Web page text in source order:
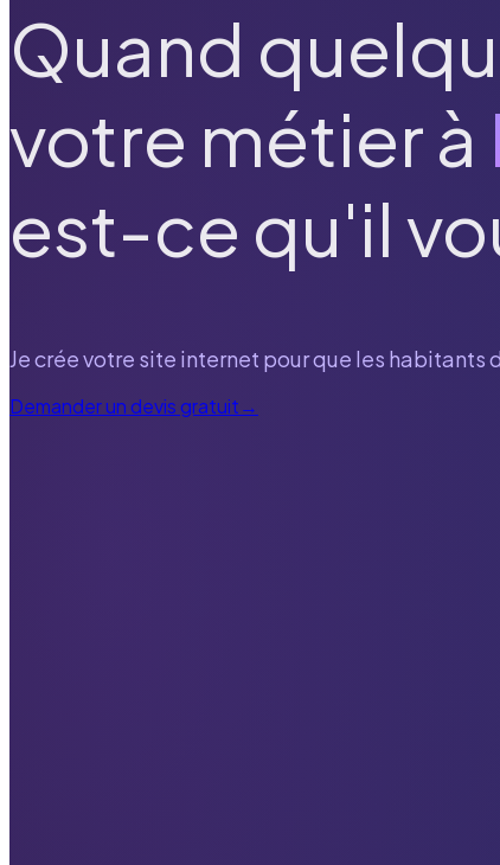
Quand
votre métier à
est-ce qu'il
Je crée votre site internet pour que les habitants
Demander un devis gratuit→